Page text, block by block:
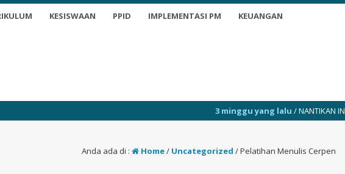
KESISWAAN PPID IMPLEMENTASI PM KEUANGAN
3 minggu yang lalu/ NANTIKAN INFO TERKINI
Anda ada di : Home/ Uncategorized /Pelatihan Menulis Cerpen